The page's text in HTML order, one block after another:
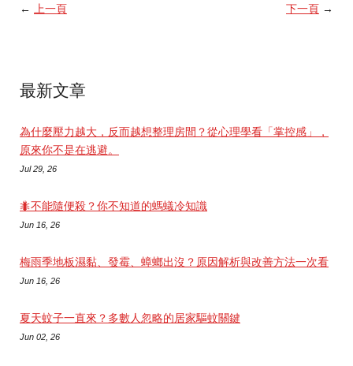
← 上一頁 下一頁 →
最新文章
為什麼壓力越大，反而越想整理房間？從心理學看「掌控感」，
原來你不是在逃避。
Jul 29, 26
🐜不能隨便殺？你不知道的螞蟻冷知識
Jun 16, 26
梅雨季地板濕黏、發霉、蟑螂出沒？原因解析與改善方法一次看
Jun 16, 26
夏天蚊子一直來？多數人忽略的居家驅蚊關鍵
Jun 02, 26